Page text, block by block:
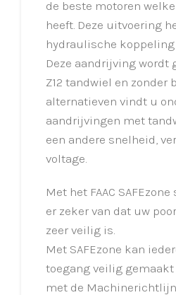
de beste motoren welke
heeft. Deze uitvoering
hydraulische koppeling
Deze aandrijving wordt
Z12 tandwiel en zonder
alternatieven vindt u
aandrijvingen met
een andere snelheid,
voltage.
Met het FAAC
er zeker van dat uw
zeer veilig is.
Met SAFEzone kan
toegang veilig gemaakt
met de